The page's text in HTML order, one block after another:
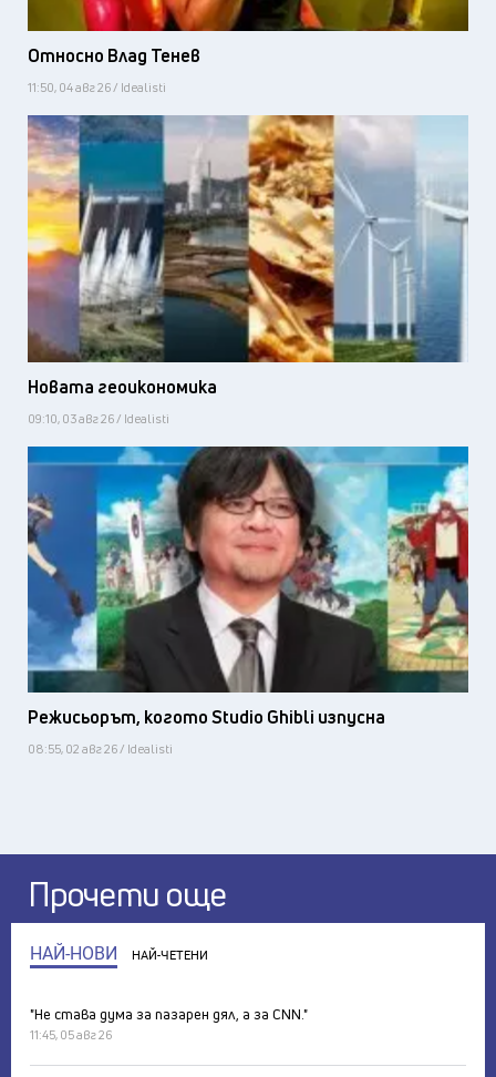
Относно Влад Тенев
11:50, 04 авг 26 / Idealisti
Новата геоикономика
09:10, 03 авг 26 / Idealisti
Режисьорът, когото Studio Ghibli изпусна
08:55, 02 авг 26 / Idealisti
Прочети още
НАЙ-НОВИ НАЙ-ЧЕТЕНИ
"Не става дума за пазарен дял, а за CNN."
11:45, 05 авг 26